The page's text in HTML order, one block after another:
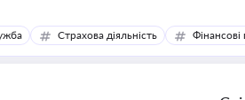
Страхова діяльність Фінансові